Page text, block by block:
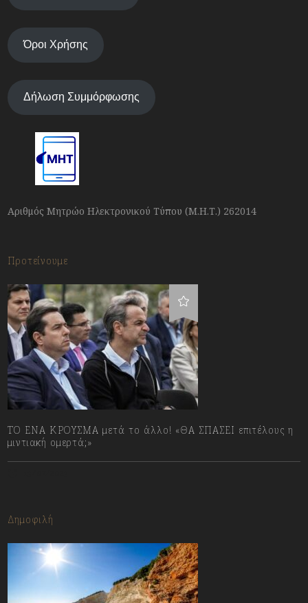
Όροι Χρήσης
Δήλωση Συμμόρφωσης
Αριθμός Μητρώο Ηλεκτρονικού Τύπου (Μ.Η.Τ.) 262014
Προτείνουμε
ΤΟ ΕΝΑ ΚΡΟΥΣΜΑ μετά το άλλο! «ΘΑ ΣΠΑΣΕΙ επιτέλους η
μιντιακή ομερτά;»
Δημοφιλή